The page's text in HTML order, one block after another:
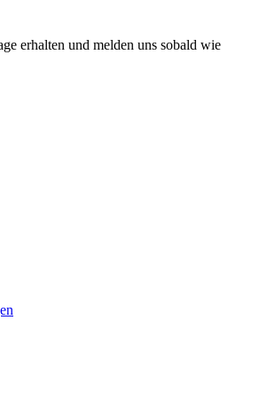
erhalten und melden uns sobald wie